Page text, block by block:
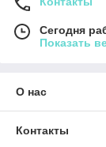
Сегодня
Показать
О нас
Контакты